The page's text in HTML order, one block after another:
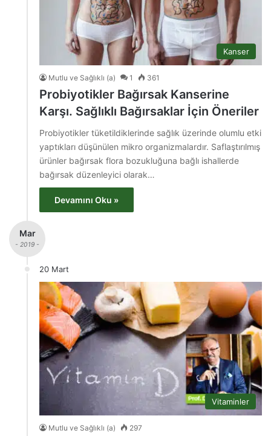
Kanser
Mutlu ve Sağlıklı (a) 1 361
Probiyotikler Bağırsak Kanserine
Karşı. Sağlıklı Bağırsaklar İçin Öneriler
Probiyotikler tüketildiklerinde sağlık üzerinde olumlu etki
yaptıkları düşünülen mikro organizmalardır. Saflaştırılmış
ürünler bağırsak flora bozukluğuna bağlı ishallerde
bağırsak düzenleyici olarak…
Devamını Oku »
Mar
- 2019 -
20 Mart
Vitaminler
Mutlu ve Sağlıklı (a) 297